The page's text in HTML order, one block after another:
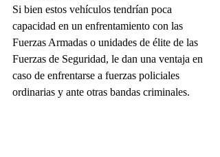
Si bien estos vehículos tendrían poca
capacidad en un enfrentamiento con las
Fuerzas Armadas o unidades de élite de las
Fuerzas de Seguridad, le dan una ventaja en
caso de enfrentarse a fuerzas policiales
ordinarias y ante otras bandas criminales.